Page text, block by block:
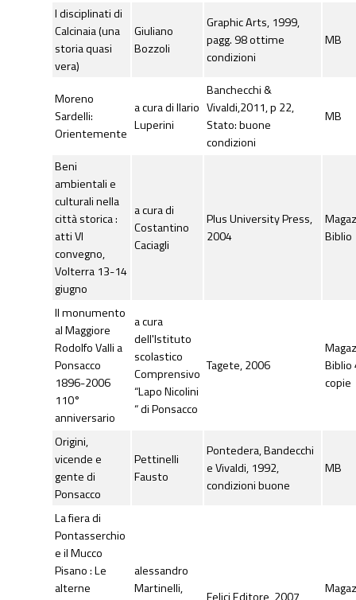
I disciplinati di
Calcinaia (una
storia quasi
vera)
Giuliano
Bozzoli
Graphic Arts, 1999,
pagg. 98 ottime
condizioni
MB
Moreno
Sardelli:
Orientemente
a cura di Ilario
Luperini
Banchecchi &
Vivaldi,2011, p 22,
Stato: buone
condizioni
MB
Beni
ambientali e
culturali nella
città storica :
atti VI
convegno,
Volterra 13-14
giugno
a cura di
Costantino
Caciagli
Plus University Press,
2004
Magaz
Biblio
Il monumento
al Maggiore
Rodolfo Valli a
Ponsacco
1896-2006
110°
anniversario
a cura
dell'Istituto
scolastico
Comprensivo
“Lapo Nicolini
“ di Ponsacco
Tagete, 2006
Magaz
Biblio
copie
Origini,
vicende e
gente di
Ponsacco
Pettinelli
Fausto
Pontedera, Bandecchi
e Vivaldi, 1992,
condizioni buone
MB
La fiera di
Pontasserchio
e il Mucco
Pisano : Le
alterne
alessandro
Martinelli,
Magaz